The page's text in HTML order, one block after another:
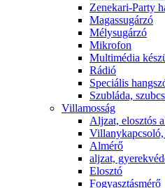
Zenekari-Party
Magassugárzó
Mélysugárzó
Mikrofon
Multimédia
Rádió
Speciális
Szubláda,
Villamosság
Aljzat, elosztós
Almérő
aljzat,
Elosztó
Fogyasztásmérő